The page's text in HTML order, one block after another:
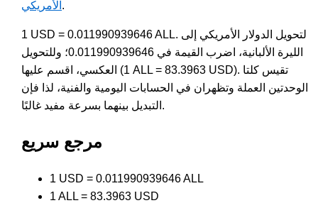
الأمريكي .
1 USD = 0.011990939646 ALL. لتحويل الدولار الأمريكي إلى
الليرة الألبانية، اضرب القيمة في 0.011990939646؛ وللتحويل
العكسي، اقسم عليها (1 ALL = 83.3963 USD). تقيس كلتا
الوحدتين العملة وتظهران في الحسابات اليومية والفنية، لذا فإن
التبديل بينهما بسرعة مفيد غالبًا.
مرجع سريع
1 USD = 0.011990939646 ALL
1 ALL = 83.3963 USD